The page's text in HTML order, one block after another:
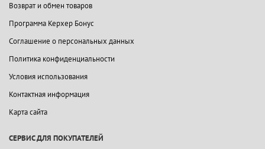
Возврат и обмен товаров
Программа Керхер Бонус
Соглашение о персональных данных
Политика конфиденциальности
Условия использования
Контактная информация
Карта сайта
СЕРВИС ДЛЯ ПОКУПАТЕЛЕЙ